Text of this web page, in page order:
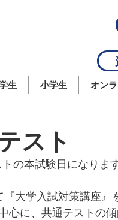
生 小学生 オン
スト
の本試験日になります
大学入試対策講座』
心に、共通テストの